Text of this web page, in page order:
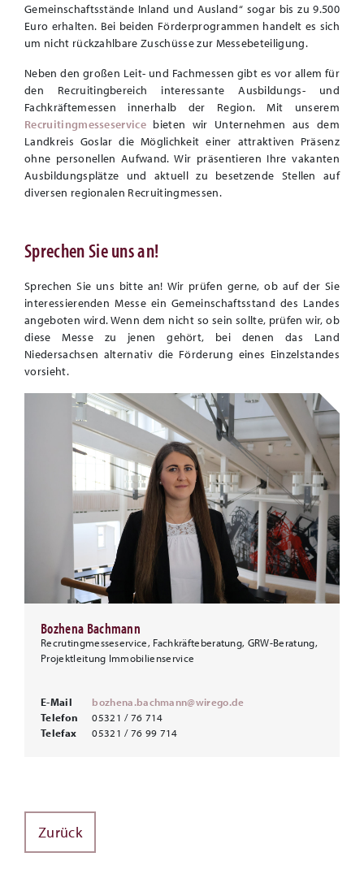
Gemeinschaftsstände Inland und Ausland“ sogar bis zu 9.500
Euro erhalten. Bei beiden Förderprogrammen handelt es sich
um nicht rückzahlbare Zuschüsse zur Messebeteiligung.
Neben den großen Leit- und Fachmessen gibt es vor allem für
den Recruitingbereich interessante Ausbildungs- und
Fachkräftemessen innerhalb der Region. Mit unserem
Recruitingmesseservice bieten wir Unternehmen aus dem
Landkreis Goslar die Möglichkeit einer attraktiven Präsenz
ohne personellen Aufwand. Wir präsentieren Ihre vakanten
Ausbildungsplätze und aktuell zu besetzende Stellen auf
diversen regionalen Recruitingmessen.
Sprechen Sie uns an!
Sprechen Sie uns bitte an! Wir prüfen gerne, ob auf der Sie
interessierenden Messe ein Gemeinschaftsstand des Landes
angeboten wird. Wenn dem nicht so sein sollte, prüfen wir, ob
diese Messe zu jenen gehört, bei denen das Land
Niedersachsen alternativ die Förderung eines Einzelstandes
vorsieht.
Bozhena Bachmann
Recrutingmesseservice, Fachkräfteberatung, GRW-Beratung,
Projektleitung Immobilienservice
E-Mail
bozhena.bachmann@wirego.de
Telefon
05321 / 76 714
Telefax
05321 / 76 99 714
Zurück